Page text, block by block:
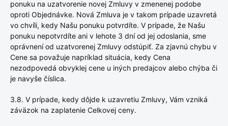
ponuku na uzatvorenie novej Zmluvy v zmenenej podobe
oproti Objednávke. Nová Zmluva je v takom prípade uzavretá
vo chvíli, kedy Našu ponuku potvrdíte. V prípade, že Našu
ponuku nepotvrdíte ani v lehote 3 dní od jej odoslania, sme
oprávnení od uzatvorenej Zmluvy odstúpiť. Za zjavnú chybu v
Cene sa považuje napríklad situácia, kedy Cena
nezodpovedá obvyklej cene u iných predajcov alebo chýba či
je navyše číslica.
3.8. V prípade, kedy dôjde k uzavretiu Zmluvy, Vám vzniká
záväzok na zaplatenie Celkovej ceny.